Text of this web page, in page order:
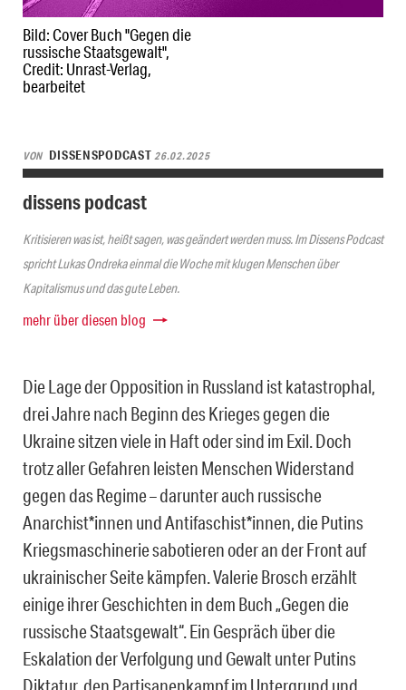
Bild: Cover Buch "Gegen die
russische Staatsgewalt",
Credit: Unrast-Verlag,
bearbeitet
VON DISSENSPODCAST26.02.2025
dissens podcast
Kritisieren was ist, heißt sagen, was geändert werden muss. Im Dissens Podcast
spricht Lukas Ondreka einmal die Woche mit klugen Menschen über
Kapitalismus und das gute Leben.
mehr über diesen blog
Die Lage der Opposition in Russland ist katastrophal,
drei Jahre nach Beginn des Krieges gegen die
Ukraine sitzen viele in Haft oder sind im Exil. Doch
trotz aller Gefahren leisten Menschen Widerstand
gegen das Regime – darunter auch russische
Anarchist*innen und Antifaschist*innen, die Putins
Kriegsmaschinerie sabotieren oder an der Front auf
ukrainischer Seite kämpfen. Valerie Brosch erzählt
einige ihrer Geschichten in dem Buch „Gegen die
russische Staatsgewalt“. Ein Gespräch über die
Eskalation der Verfolgung und Gewalt unter Putins